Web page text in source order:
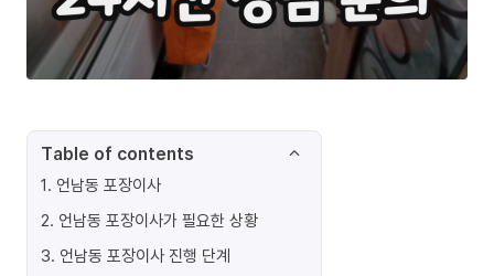
Table of contents
1. 언남동 포장이사
2. 언남동 포장이사가 필요한 상황
3. 언남동 포장이사 진행 단계